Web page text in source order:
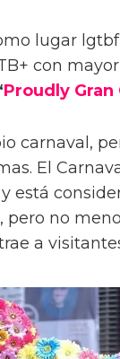
lugar
con
Proudly Gran
carnaval,
El
está
no
a